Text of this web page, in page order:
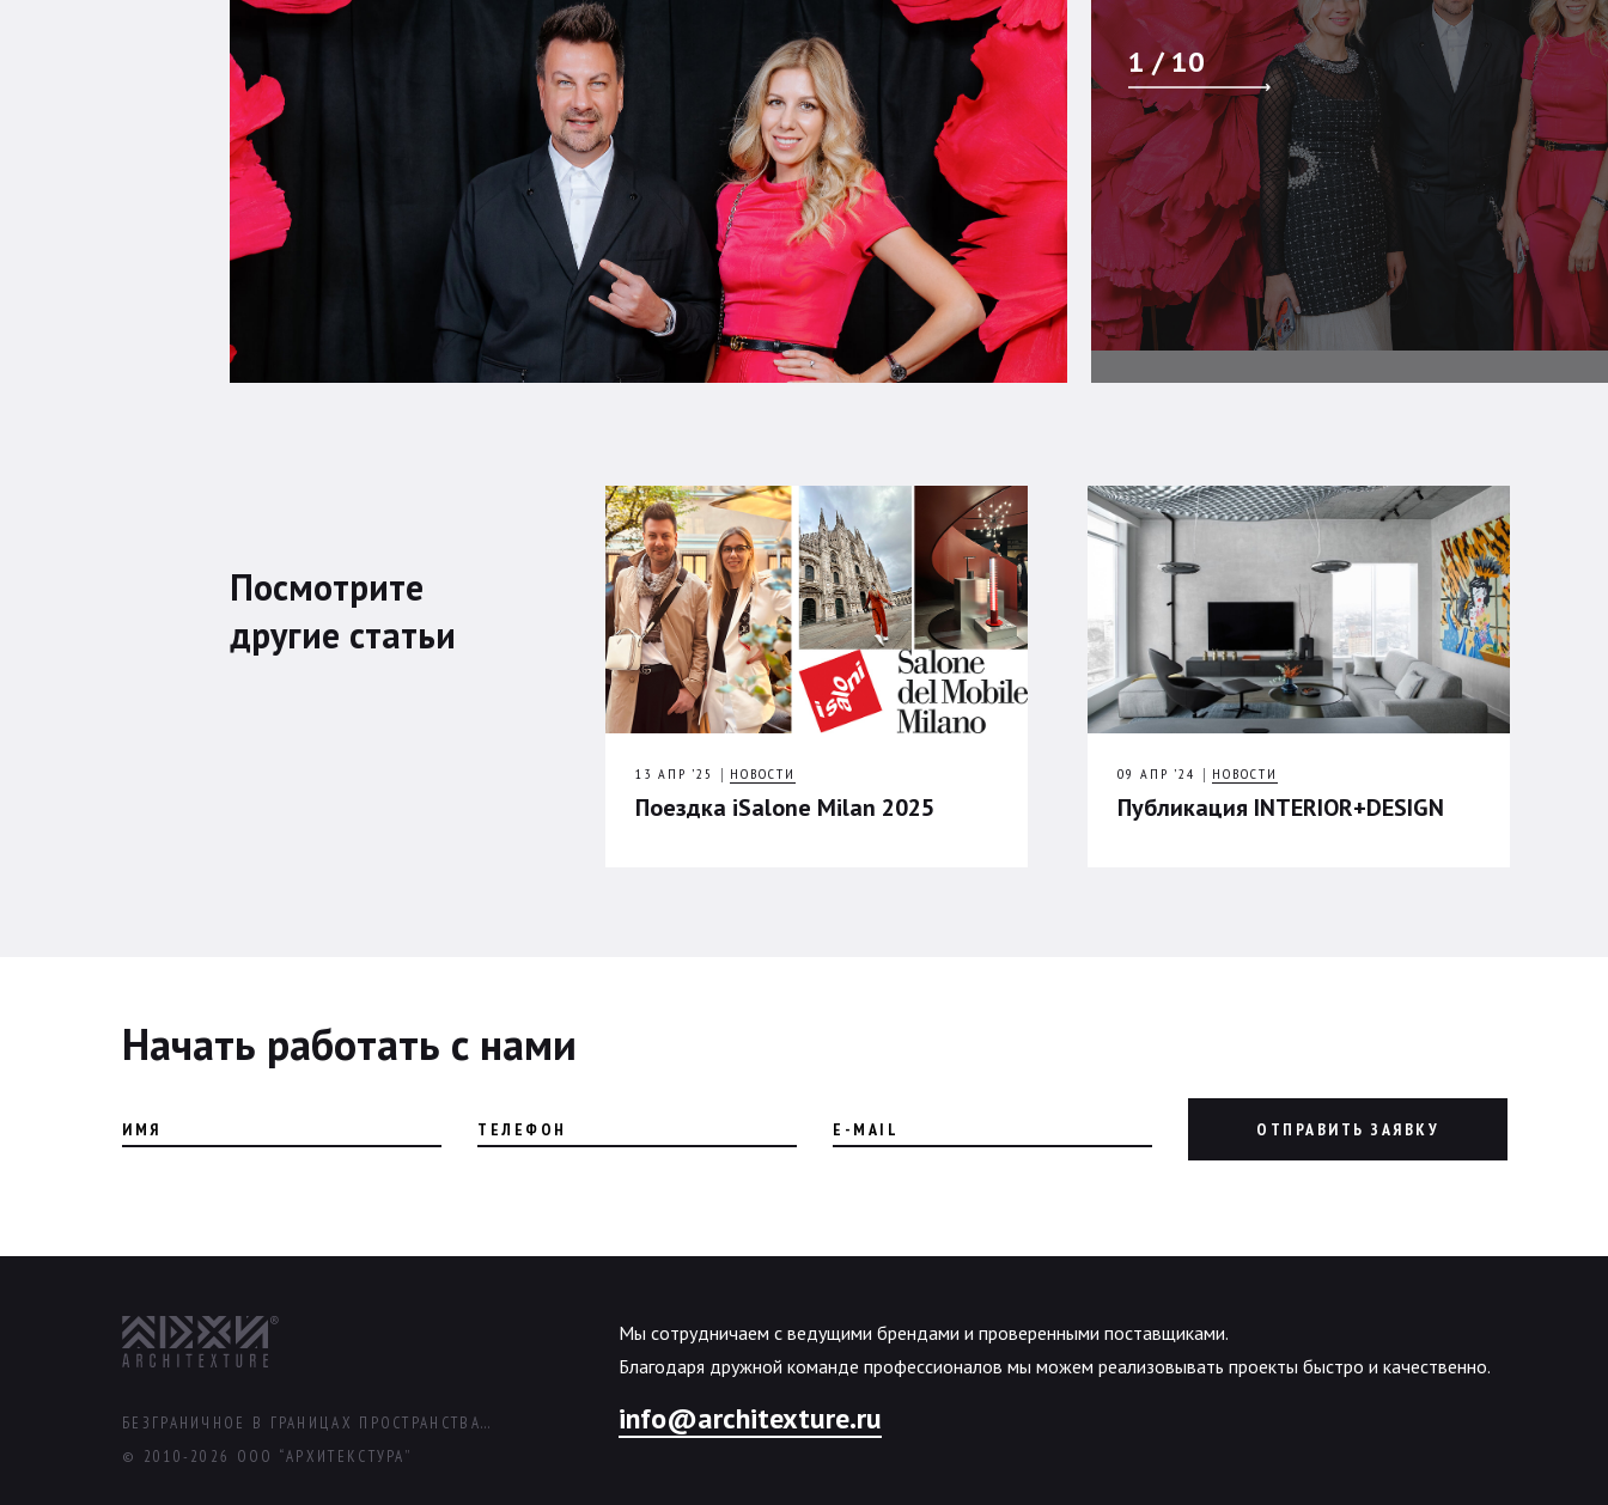
1/10
Посмотрите
другие статьи
13 АПР ’25 НОВОСТИ
Поездка iSalone Milan 2025
09 АПР ’24 НОВОСТИ
Публикация INTERIOR+DESIGN
Начать работать с нами
ИМЯ ТЕЛЕФОН E-MAIL ОТПРАВИТЬ ЗАЯВКУ
БЕЗГРАНИЧНОЕ В ГРАНИЦАХ ПРОСТРАНСТВА...
© 2010-2026 ООО “АРХИТЕКСТУРА”
Мы сотрудничаем с ведущими брендами и проверенными поставщиками.
Благодаря дружной команде профессионалов мы можем реализовывать проекты быстро и качественно.
info@architexture.ru